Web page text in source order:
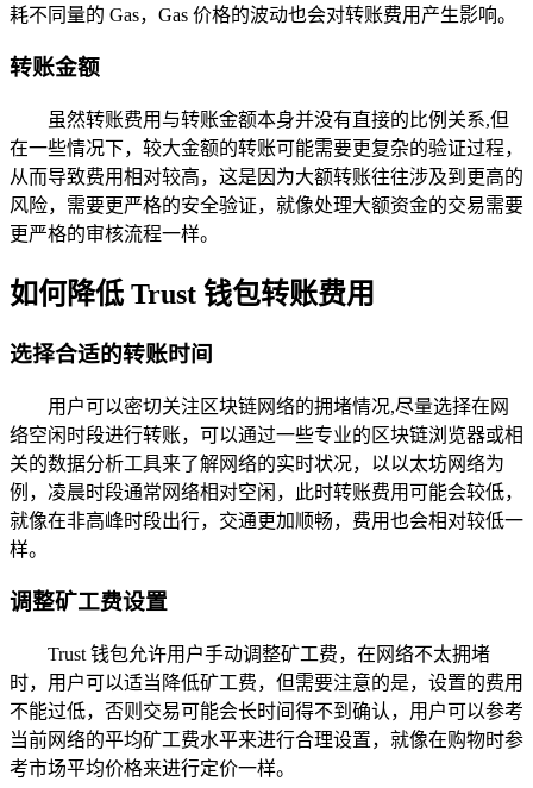
耗不同量的 Gas，Gas 价格的波动也会对转账费用产生影响。
转账金额
虽然转账费用与转账金额本身并没有直接的比例关系,但
在一些情况下，较大金额的转账可能需要更复杂的验证过程，
从而导致费用相对较高，这是因为大额转账往往涉及到更高的
风险，需要更严格的安全验证，就像处理大额资金的交易需要
更严格的审核流程一样。
如何降低 Trust 钱包转账费用
选择合适的转账时间
用户可以密切关注区块链网络的拥堵情况,尽量选择在网
络空闲时段进行转账，可以通过一些专业的区块链浏览器或相
关的数据分析工具来了解网络的实时状况，以以太坊网络为
例，凌晨时段通常网络相对空闲，此时转账费用可能会较低，
就像在非高峰时段出行，交通更加顺畅，费用也会相对较低一
样。
调整矿工费设置
Trust 钱包允许用户手动调整矿工费，在网络不太拥堵
时，用户可以适当降低矿工费，但需要注意的是，设置的费用
不能过低，否则交易可能会长时间得不到确认，用户可以参考
当前网络的平均矿工费水平来进行合理设置，就像在购物时参
考市场平均价格来进行定价一样。